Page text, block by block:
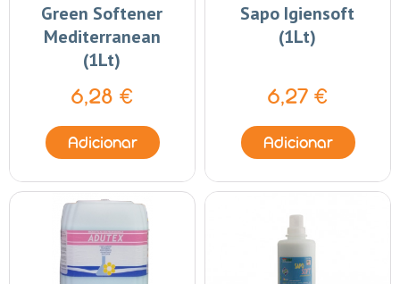
Green Softener
Mediterranean
(1Lt)
6,28 €
Adicionar
Sapo Igiensoft
(1Lt)
6,27 €
Adicionar